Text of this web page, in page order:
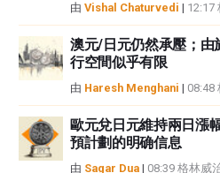
由 Vishal Chaturvedi | 12:17
澳元/日元仍然承壓；由
行空間似乎有限
由 Haresh Menghani | 08:48
歐元兌日元維持兩日漲
預計劃的明确信息
由 Sagar Dua | 08:39 格林威